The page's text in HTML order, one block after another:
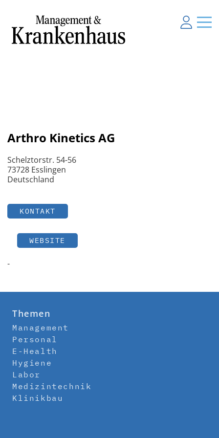
Arthro Kinetics AG
Schelztorstr. 54-56
73728 Esslingen
Deutschland
KONTAKT
WEBSITE
-
Themen
Management
Personal
E-Health
Hygiene
Labor
Medizintechnik
Klinikbau